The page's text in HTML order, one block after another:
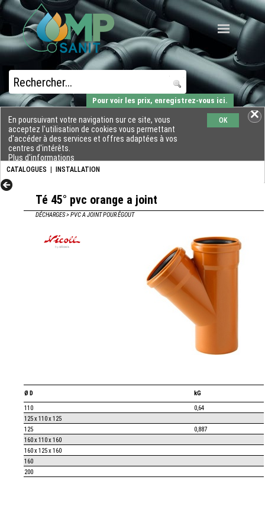
CATALOGUES INSTALLATION
En poursuivant votre navigation sur ce site, vous
acceptez l'utilisation de cookies vous permettant
d'accéder à des services et offres adaptées à vos
centres d'intérêts.
Plus d'informations
OK
Pour voir les prix, enregistrez-vous ici.